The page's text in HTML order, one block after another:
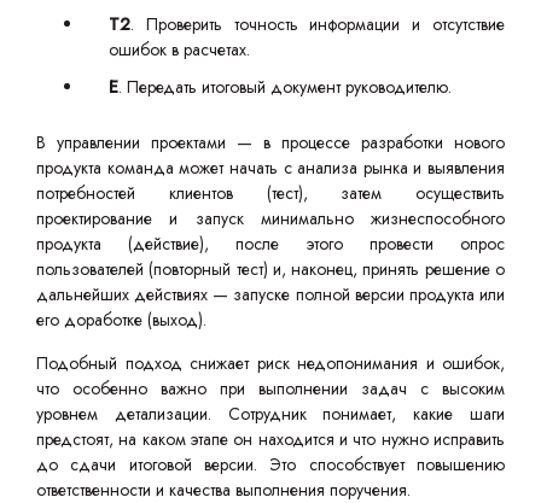
T2. Проверить точность информации и отсутствие
ошибок в расчетах.
E. Передать итоговый документ руководителю.
В управлении проектами — в процессе разработки нового
продукта команда может начать с анализа рынка и выявления
потребностей клиентов (тест), затем осуществить
проектирование и запуск минимально жизнеспособного
продукта (действие), после этого провести опрос
пользователей (повторный тест) и, наконец, принять решение о
дальнейших действиях — запуске полной версии продукта или
его доработке (выход).
Подобный подход снижает риск недопонимания и ошибок,
что особенно важно при выполнении задач с высоким
уровнем детализации. Сотрудник понимает, какие шаги
предстоят, на каком этапе он находится и что нужно исправить
до сдачи итоговой версии. Это способствует повышению
ответственности и качества выполнения поручения.